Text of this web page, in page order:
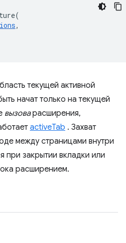
(
,
текущей активной
начат только на текущей
вызоварасширения,
activeTab . Захват
между страницами внутри
при закрытии вкладки или
расширением.